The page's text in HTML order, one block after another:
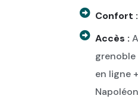
Confort :
Accès :
en ligne